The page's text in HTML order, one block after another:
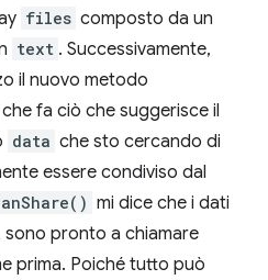
files composto da un
text . Successivamente,
il nuovo metodo
che fa ciò che suggerisce il
data che sto cercando di
essere condiviso dal
mi dice che i dati
pronto a chiamare
prima. Poiché tutto può